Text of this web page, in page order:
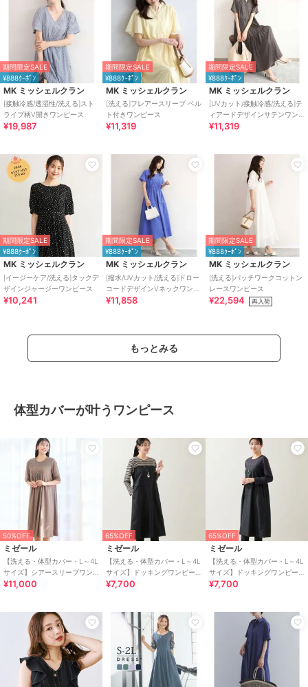
期間限定SALE
¥888ｸｰﾎﾟﾝ
MK ミッシェルクラン
[接触冷感/透湿性/洗える]スト
ライプ柄V開きワンピース
¥19,987
期間限定SALE
¥888ｸｰﾎﾟﾝ
MK ミッシェルクラン
[洗える]フレアースリーブ ベル
ト付きワンピース
¥11,319
期間限定SALE
¥888ｸｰﾎﾟﾝ
MK ミッシェルクラン
[UVカット/接触冷感/洗える]テ
ィアードデザインサテンワン
ピース
¥11,319
期間限定SALE
¥888ｸｰﾎﾟﾝ
MK ミッシェルクラン
[イージーケア/洗える]タックデ
ザインジャージーワンピース
¥10,241
期間限定SALE
¥888ｸｰﾎﾟﾝ
MK ミッシェルクラン
[撥水/UVカット/洗える]ドロー
コードデザインVネックワンピ
ース
¥11,858
期間限定SALE
¥888ｸｰﾎﾟﾝ
MK ミッシェルクラン
[洗える]パッチワークコットン
レースワンピース
¥22,594 再入荷
もっとみる
体型カバーが叶うワンピース
50%OFF
ミゼール
【洗える・体型カバー・L～4L
サイズ】シアースリーブワン
ピース
¥11,000
65%OFF
ミゼール
【洗える・体型カバー・L～4L
サイズ】ドッキングワンピー
ス（ボーダー）
¥7,700
65%OFF
ミゼール
【洗える・体型カバー・L～4L
サイズ】ドッキングワンピー
ス
¥7,700